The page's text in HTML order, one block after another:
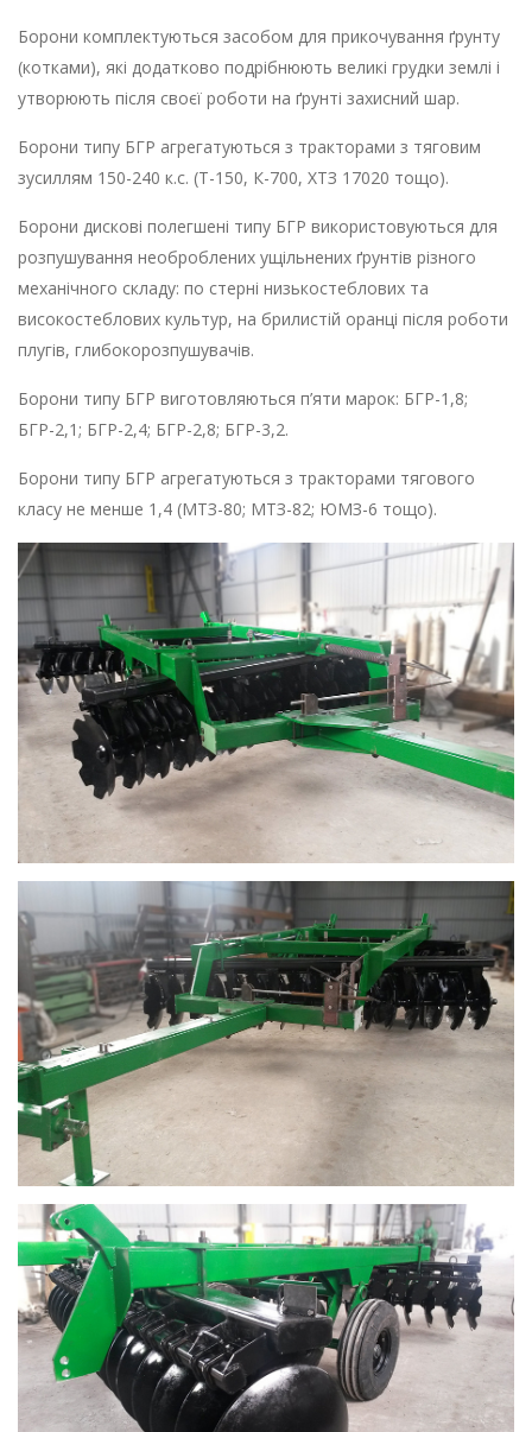
Борони комплектуються засобом для прикочування ґрунту
(котками), які додатково подрібнюють великі грудки землі і
утворюють після своєї роботи на ґрунті захисний шар.
Борони типу БГР агрегатуються з тракторами з тяговим
зусиллям 150-240 к.с. (Т-150, К-700, ХТЗ 17020 тощо).
Борони дискові полегшені типу БГР використовуються для
розпушування необроблених ущільнених ґрунтів різного
механічного складу: по стерні низькостеблових та
високостеблових культур, на брилистій оранці після роботи
плугів, глибокорозпушувачів.
Борони типу БГР виготовляються п’яти марок: БГР-1,8;
БГР-2,1; БГР-2,4; БГР-2,8; БГР-3,2.
Борони типу БГР агрегатуються з тракторами тягового
класу не менше 1,4 (МТЗ-80; МТЗ-82; ЮМЗ-6 тощо).